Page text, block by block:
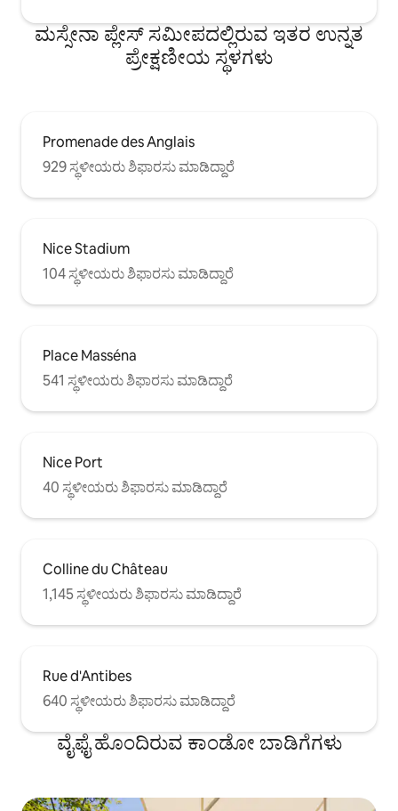
ಮಸ್ಸೇನಾ ಪ್ಲೇಸ್ ಸಮೀಪದಲ್ಲಿರುವ ಇತರ ಉನ್ನತ
ಪ್ರೇಕ್ಷಣೀಯ ಸ್ಥಳಗಳು
Promenade des Anglais
929 ಸ್ಥಳೀಯರು ಶಿಫಾರಸು ಮಾಡಿದ್ದಾರೆ
Nice Stadium
104 ಸ್ಥಳೀಯರು ಶಿಫಾರಸು ಮಾಡಿದ್ದಾರೆ
Place Masséna
541 ಸ್ಥಳೀಯರು ಶಿಫಾರಸು ಮಾಡಿದ್ದಾರೆ
Nice Port
40 ಸ್ಥಳೀಯರು ಶಿಫಾರಸು ಮಾಡಿದ್ದಾರೆ
Colline du Château
1,145 ಸ್ಥಳೀಯರು ಶಿಫಾರಸು ಮಾಡಿದ್ದಾರೆ
Rue d'Antibes
640 ಸ್ಥಳೀಯರು ಶಿಫಾರಸು ಮಾಡಿದ್ದಾರೆ
ವೈಫೈ ಹೊಂದಿರುವ ಕಾಂಡೋ ಬಾಡಿಗೆಗಳು